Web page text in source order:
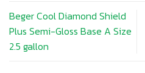
Beger Cool Diamond Shield
Plus Semi-Gloss Base A Size
2.5 gallon